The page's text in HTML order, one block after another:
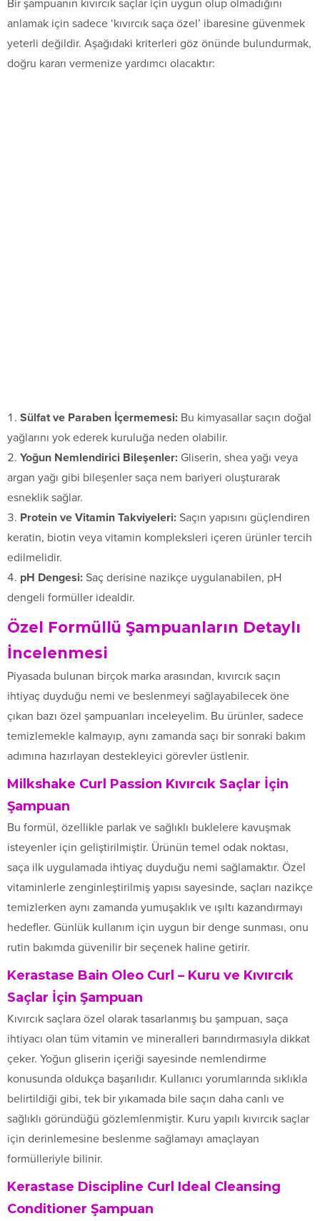
Bir şampuanın kıvırcık saçlar için uygun olup olmadığını
anlamak için sadece ‘kıvırcık saça özel’ ibaresine güvenmek
yeterli değildir. Aşağıdaki kriterleri göz önünde bulundurmak,
doğru kararı vermenize yardımcı olacaktır:
Sülfat ve Paraben İçermemesi: Bu kimyasallar saçın doğal
yağlarını yok ederek kuruluğa neden olabilir.
Yoğun Nemlendirici Bileşenler: Gliserin, shea yağı veya
argan yağı gibi bileşenler saça nem bariyeri oluşturarak
esneklik sağlar.
Protein ve Vitamin Takviyeleri: Saçın yapısını güçlendiren
keratin, biotin veya vitamin kompleksleri içeren ürünler tercih
edilmelidir.
pH Dengesi: Saç derisine nazikçe uygulanabilen, pH
dengeli formüller idealdir.
Özel Formüllü Şampuanların Detaylı
İncelenmesi
Piyasada bulunan birçok marka arasından, kıvırcık saçın
ihtiyaç duyduğu nemi ve beslenmeyi sağlayabilecek öne
çıkan bazı özel şampuanları inceleyelim. Bu ürünler, sadece
temizlemekle kalmayıp, aynı zamanda saçı bir sonraki bakım
adımına hazırlayan destekleyici görevler üstlenir.
Milkshake Curl Passion Kıvırcık Saçlar İçin
Şampuan
Bu formül, özellikle parlak ve sağlıklı buklelere kavuşmak
isteyenler için geliştirilmiştir. Ürünün temel odak noktası,
saça ilk uygulamada ihtiyaç duyduğu nemi sağlamaktır. Özel
vitaminlerle zenginleştirilmiş yapısı sayesinde, saçları nazikçe
temizlerken aynı zamanda yumuşaklık ve ışıltı kazandırmayı
hedefler. Günlük kullanım için uygun bir denge sunması, onu
rutin bakımda güvenilir bir seçenek haline getirir.
Kerastase Bain Oleo Curl – Kuru ve Kıvırcık
Saçlar İçin Şampuan
Kıvırcık saçlara özel olarak tasarlanmış bu şampuan, saça
ihtiyacı olan tüm vitamin ve mineralleri barındırmasıyla dikkat
çeker. Yoğun gliserin içeriği sayesinde nemlendirme
konusunda oldukça başarılıdır. Kullanıcı yorumlarında sıklıkla
belirtildiği gibi, tek bir yıkamada bile saçın daha canlı ve
sağlıklı göründüğü gözlemlenmiştir. Kuru yapılı kıvırcık saçlar
için derinlemesine beslenme sağlamayı amaçlayan
formülleriyle bilinir.
Kerastase Discipline Curl Ideal Cleansing
Conditioner Şampuan